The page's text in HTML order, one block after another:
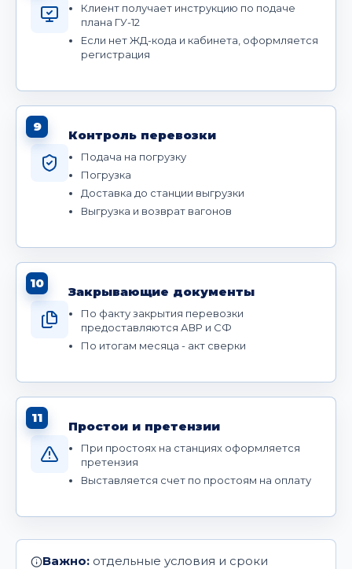
Клиент получает инструкцию по подаче
плана ГУ-12
Если нет ЖД-кода и кабинета, оформляется
регистрация
9
Контроль перевозки
Подача на погрузку
Погрузка
Доставка до станции выгрузки
Выгрузка и возврат вагонов
10
Закрывающие документы
По факту закрытия перевозки
предоставляются АВР и СФ
По итогам месяца - акт сверки
11
Простои и претензии
При простоях на станциях оформляется
претензия
Выставляется счет по простоям на оплату
Важно: отдельные условия и сроки